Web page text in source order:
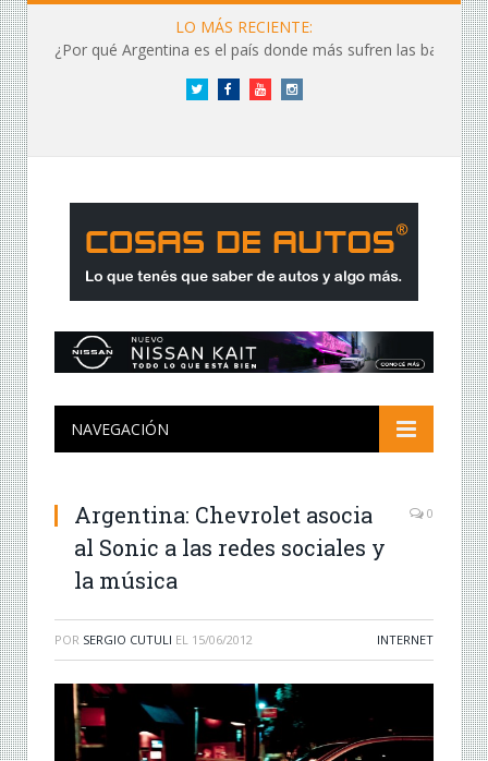
LO MÁS RECIENTE:
¿Por qué Argentina es el país donde más sufren las baterías?
Twitter FacebookYouTubeInstagram
NAVEGACIÓN
Argentina: Chevrolet asocia
al Sonic a las redes sociales y
la música
0
POR SERGIO CUTULI EL 15/06/2012 INTERNET